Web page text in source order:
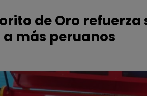
de Oro
más peruanos